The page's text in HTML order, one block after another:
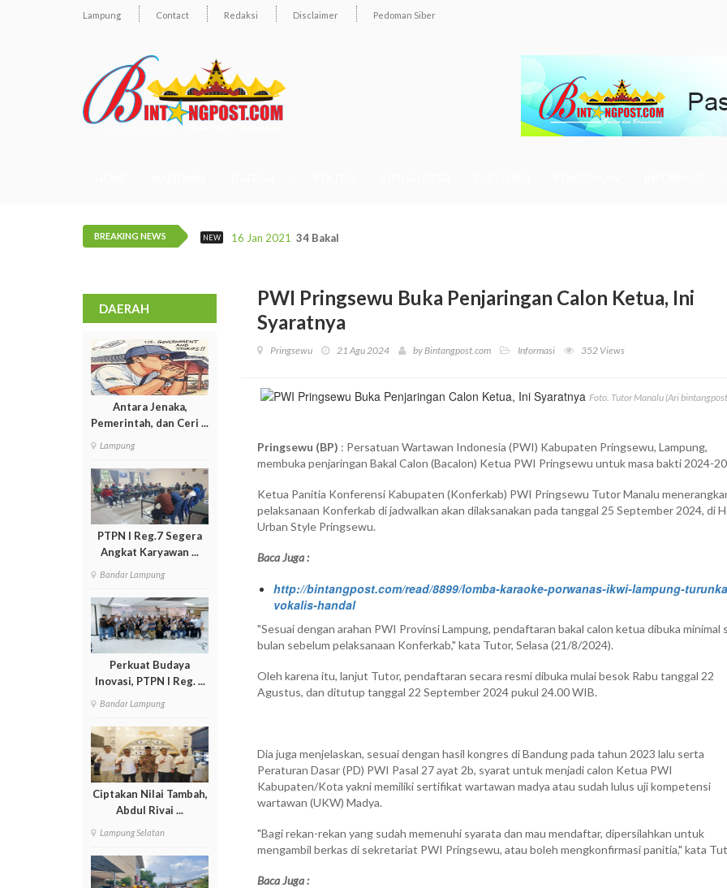
Lampung Contact Redaksi Disclaimer Pedoman Siber
BREAKING NEWS NEW 16 Jan 2021 34 Bakal Calon Kapekon Ikuti Tes Seleksi
DAERAH
Antara Jenaka,
Pemerintah, dan Ceri ...
Lampung
PTPN I Reg.7 Segera
Angkat Karyawan ...
Bandar Lampung
Perkuat Budaya
Inovasi, PTPN I Reg. ...
Bandar Lampung
Ciptakan Nilai Tambah,
Abdul Rivai ...
Lampung Selatan
PWI Pringsewu Buka Penjaringan Calon Ketua, Ini
Syaratnya
Pringsewu 21 Agu 2024 by Bintangpost.com Informasi 352 Views
Foto. Tutor Manalu (Ari
Pringsewu (BP) : Persatuan Wartawan Indonesia (PWI) Kabupaten Pringsewu, Lampung,
membuka penjaringan Bakal Calon (Bacalon) Ketua PWI Pringsewu untuk masa bakti 2024-
Ketua Panitia Konferensi Kabupaten (Konferkab) PWI Pringsewu Tutor Manalu
pelaksanaan Konferkab di jadwalkan akan dilaksanakan pada tanggal 25 September 2024, di
Urban Style Pringsewu.
Baca Juga :
http://bintangpost.com/read/8899/lomba-karaoke-porwanas-ikwi-lampung-
vokalis-handal
"Sesuai dengan arahan PWI Provinsi Lampung, pendaftaran bakal calon ketua dibuka minimal
bulan sebelum pelaksanaan Konferkab," kata Tutor, Selasa (21/8/2024).
Oleh karena itu, lanjut Tutor, pendaftaran secara resmi dibuka mulai besok Rabu tanggal 22
Agustus, dan ditutup tanggal 22 September 2024 pukul 24.00 WIB.
Dia juga menjelaskan, sesuai dengan hasil kongres di Bandung pada tahun 2023 lalu serta
Peraturan Dasar (PD) PWI Pasal 27 ayat 2b, syarat untuk menjadi calon Ketua PWI
Kabupaten/Kota yakni memiliki sertifikat wartawan madya atau sudah lulus uji kompetensi
wartawan (UKW) Madya.
"Bagi rekan-rekan yang sudah memenuhi syarata dan mau mendaftar, dipersilahkan untuk
mengambil berkas di sekretariat PWI Pringsewu, atau boleh mengkonfirmasi panitia," kata
Baca Juga :